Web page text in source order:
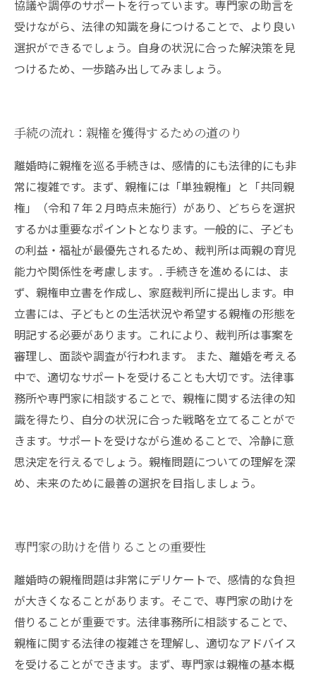
協議や調停のサポートを行っています。専門家の助言を
受けながら、法律の知識を身につけることで、より良い
選択ができるでしょう。自身の状況に合った解決策を見
つけるため、一歩踏み出してみましょう。
手続の流れ：親権を獲得するための道のり
離婚時に親権を巡る手続きは、感情的にも法律的にも非
常に複雑です。まず、親権には「単独親権」と「共同親
権」（令和７年２月時点未施行）があり、どちらを選択
するかは重要なポイントとなります。一般的に、子ども
の利益・福祉が最優先されるため、裁判所は両親の育児
能力や関係性を考慮します。. 手続きを進めるには、ま
ず、親権申立書を作成し、家庭裁判所に提出します。申
立書には、子どもとの生活状況や希望する親権の形態を
明記する必要があります。これにより、裁判所は事案を
審理し、面談や調査が行われます。 また、離婚を考える
中で、適切なサポートを受けることも大切です。法律事
務所や専門家に相談することで、親権に関する法律の知
識を得たり、自分の状況に合った戦略を立てることがで
きます。サポートを受けながら進めることで、冷静に意
思決定を行えるでしょう。親権問題についての理解を深
め、未来のために最善の選択を目指しましょう。
専門家の助けを借りることの重要性
離婚時の親権問題は非常にデリケートで、感情的な負担
が大きくなることがあります。そこで、専門家の助けを
借りることが重要です。法律事務所に相談することで、
親権に関する法律の複雑さを理解し、適切なアドバイス
を受けることができます。まず、専門家は親権の基本概